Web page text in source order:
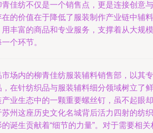
佳纺不仅是一个销售点，更是连接创意与
的价值在于降低了服装制作产业链中辅料
丰富的商品和专业服务，支撑着从大规模
个环节。
场内的柳青佳纺服装辅料销售部，以其专
在针纺织品与服装辅料细分领域树立了鲜
业生态中的一颗重要螺丝钉，虽不起眼却
州这座历史文化名城背后活力四射的纺织
诞生贡献着“细节的力量”。对于需要相关